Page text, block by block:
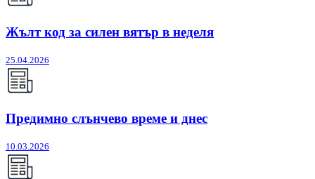
Жълт код за силен вятър в неделя
25.04.2026
Предимно слънчево време и днес
10.03.2026